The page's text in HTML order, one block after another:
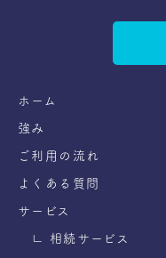
ホーム
強み
ご利用の流れ
よくある質問
サービス
∟ 相続サービス